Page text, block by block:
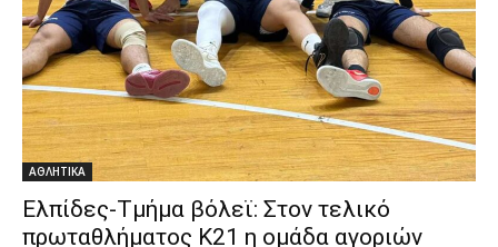
ΑΘΛΗΤΙΚΑ
Ελπίδες-Τμήμα βόλεϊ: Στον τελικό
πρωταθλήματος Κ21 η ομάδα αγοριών